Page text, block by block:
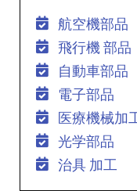
航空機部品
飛行機 部品
自動車部品
電子部品
医療機械加
光学部品
治具 加工